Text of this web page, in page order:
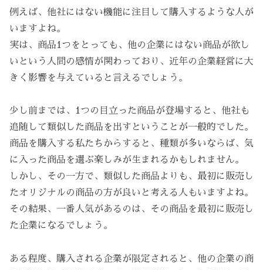
例えば、他社にはない機能に注目して購入するような人が
いますよね。
実は、商品1つをとっても、他の企業にはない商品が欲し
いという人間の感情が関わっており、近年の企業経営に大
きく影響を与えていると言えるでしょう。
少し前までは、1つの目立った商品が登場すると、他社も
追随して類似した商品を出すということが一般的でした。
商品を購入する私たちからすると、種類が多いならば、気
に入った商品を選ぶ楽しみが生まれるかもしれません。
しかし、その一方で、類似した商品よりも、最初に販売し
たオリジナルの商品の方が良いと考える人もいますよね。
その結果、一番人気があるのは、その商品を最初に販売し
た企業になるでしょう。
ある程度、購入される企業が限定されると、他の企業の商